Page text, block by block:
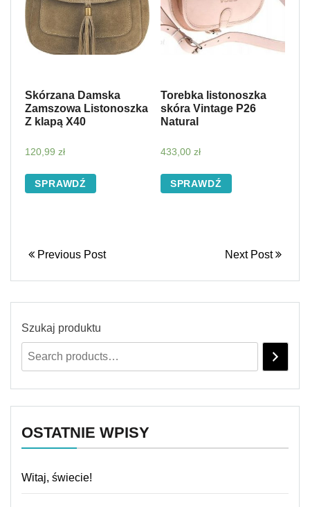
Skórzana Damska
Zamszowa Listonoszka
Z klapą X40
120,99 zł
SPRAWDŹ
Torebka listonoszka
skóra Vintage P26
Natural
433,00 zł
SPRAWDŹ
Previous Post Next Post
Szukaj produktu
OSTATNIE WPISY
Witaj, świecie!